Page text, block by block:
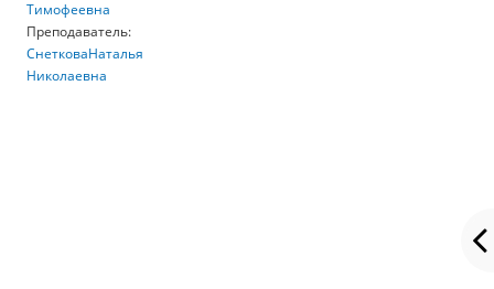
Тимофеевна
Преподаватель:
СнетковаНаталья
Николаевна